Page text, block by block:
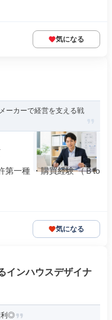
気になる
ーカーで経営を支える戦
第一種 ・購買経験 （Ｂto
気になる
インハウスデザイナ
利◎